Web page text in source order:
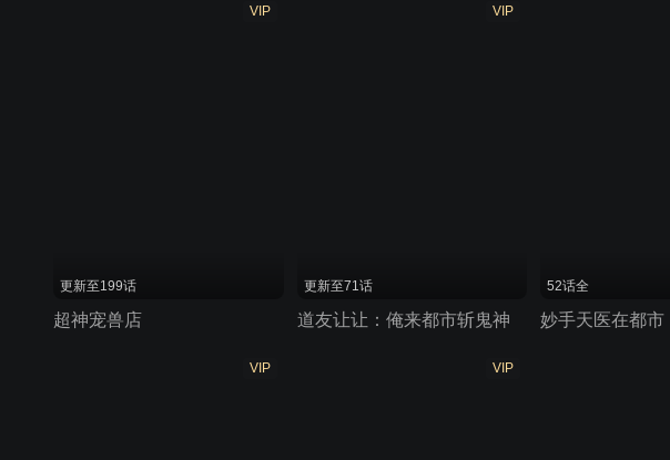
VIP
更新至199话
超神宠兽店
VIP
更新至71话
道友让让：俺来都市斩鬼神
52话全
妙手天医在都市
VIP VIP